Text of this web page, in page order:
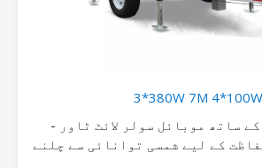
3*380W 7M 4*100W
ساتھ موبائل سولر لائٹ ٹاور -
کے لیے شمسی توانائی سے چلنے